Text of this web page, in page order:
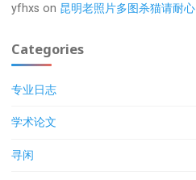
yfhxs on 昆明老照片多图杀猫请耐心
Categories
专业日志
学术论文
寻闲